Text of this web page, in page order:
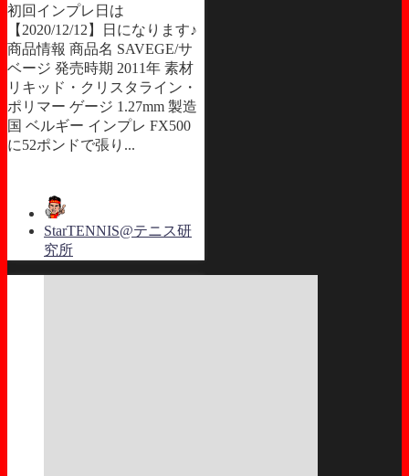
初回インプレ日は
【2020/12/12】日になります♪
商品情報 商品名 SAVEGE/サ
ベージ 発売時期 2011年 素材
リキッド・クリスタライン・
ポリマー ゲージ 1.27mm 製造
国 ベルギー インプレ FX500
に52ポンドで張り...
StarTENNIS@テニス研
究所